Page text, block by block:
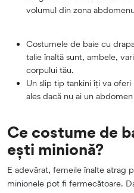
volumul din zona
Costumele de baie cu
talie înaltă sunt, ambele,
corpului tău.
Un slip tip tankini îți va
ales dacă nu ai un
Ce costume de
ești minionă?
E adevărat, femeile înalte atrag
minionele pot fi fermecătoare.